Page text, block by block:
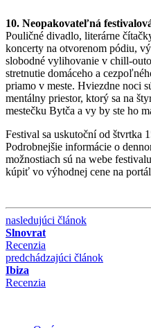
10. Neopakovateľná
Pouličné divadlo, literárne
koncerty na otvorenom pódiu,
slobodné vylihovanie v chill-
stretnutie domáceho a
priamo v meste. Hviezdne noci
mentálny priestor, ktorý sa na
mestečku Bytča a vy by ste ho
Festival sa uskutoční od štvrtka
Podrobnejšie informácie o
možnostiach sú na webe
kúpiť vo výhodnej cene na
nasledujúci článok
Slnovrat
Recenzia
predchádzajúci článok
Ibiza
Recenzia